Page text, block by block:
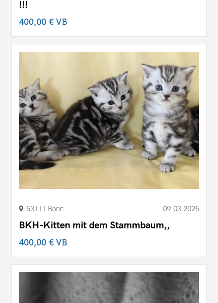
!!!
400,00 €VB
53111 Bonn 09.03.2025
BKH-Kitten mit dem Stammbaum,,
400,00 €VB